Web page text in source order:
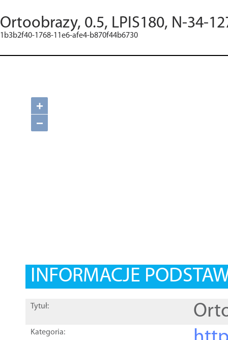
Ortoobrazy, 0.5, LPIS180, N-34-
1b3b2f40-1768-11e6-afe4-b870f44b6730
+
−
INFORMACJE
Tytuł:
Kategoria: